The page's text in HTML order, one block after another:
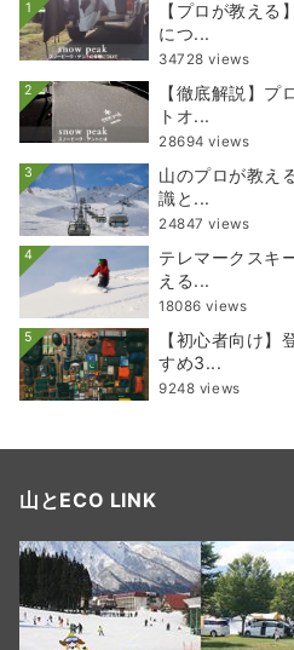
1
【プロが教える
につ...
34728 views
2
【徹底解説】プ
トオ...
28694 views
3
山のプロが教え
識と...
24847 views
4
テレマークスキ
える...
18086 views
5
【初心者向け】
すめ3...
9248 views
山とECO LINK